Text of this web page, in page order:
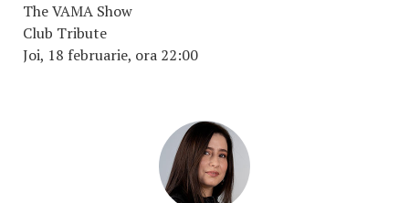
The VAMA Show
Club Tribute
Joi, 18 februarie, ora 22:00